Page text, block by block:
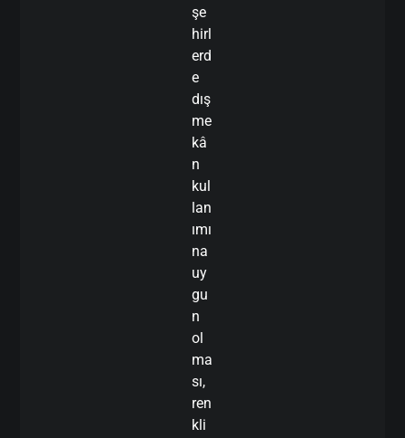
şe
hirl
erd
e
dış
me
kâ
n
kul
lan
ımı
na
uy
gu
n
ol
ma
sı,
ren
kli